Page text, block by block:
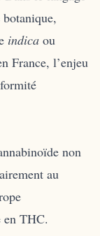
indica ou
France, l’enjeu
non
au
en THC.